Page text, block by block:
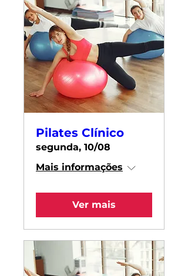
Pilates Clínico
segunda, 10/08
Mais informações
Ver mais